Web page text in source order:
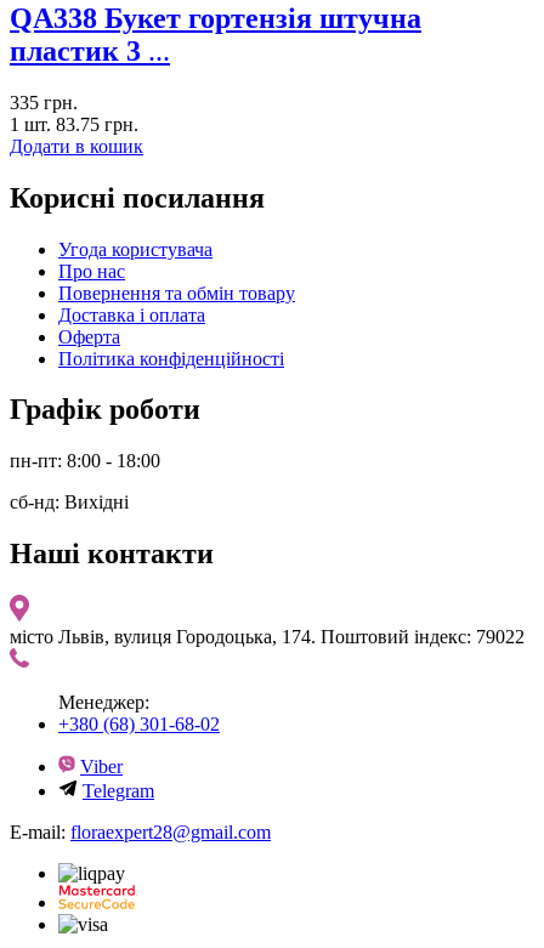
QA338 Букет гортензія штучна
пластик 3 ...
335 грн.
1 шт. 83.75 грн.
Додати в кошик
Корисні посилання
Угода користувача
Про нас
Повернення та обмін товару
Доставка і оплата
Оферта
Політика конфіденційності
Графік роботи
пн-пт: 8:00 - 18:00
сб-нд: Вихідні
Наші контакти
місто Львів, вулиця Городоцька, 174. Поштовий індекс: 79022
Менеджер:
+380 (68) 301-68-02
Viber
Telegram
E-mail: floraexpert28@gmail.com